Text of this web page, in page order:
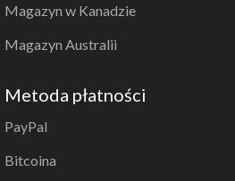
Magazyn w Kanadzie
Magazyn Australii
Metoda płatności
PayPal
Bitcoina